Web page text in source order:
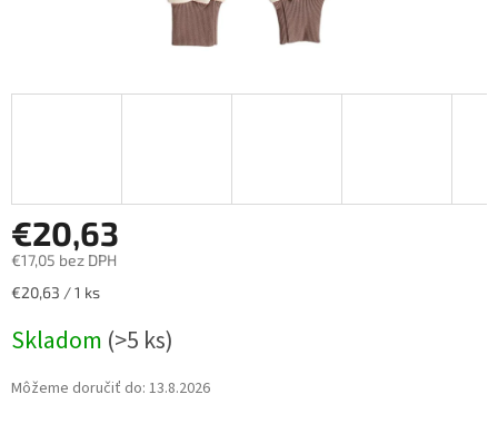
€20,63
€17,05 bez DPH
Jednotková
€20,63 / 1 ks
Skladom (>5 ks)
Môžeme doručiť do: 13.8.2026